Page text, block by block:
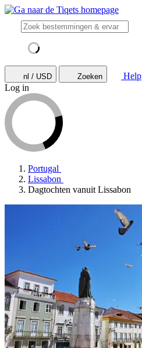
nl / USD Zoeken
Help
Log in
Portugal
Lissabon
Dagtochten vanuit Lissabon